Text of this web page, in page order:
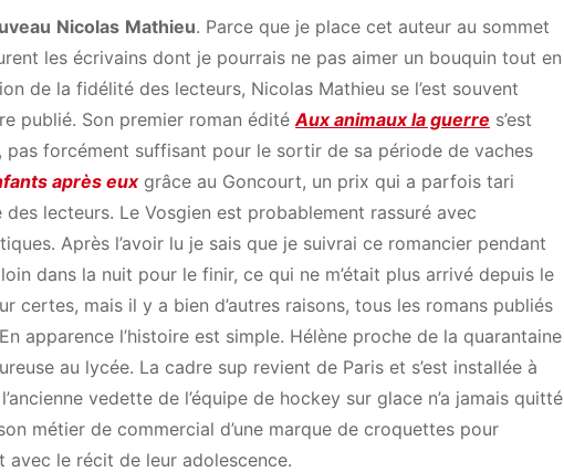
Nicolas Mathieu. Parce que je place cet auteur au sommet
les écrivains dont je pourrais ne pas aimer un bouquin tout en
de la fidélité des lecteurs, Nicolas Mathieu se l’est souvent
publié. Son premier roman éditéAux animaux la guerre s’est
forcément suffisant pour le sortir de sa période de vaches
après euxgrâce au Goncourt, un prix qui a parfois tari
des lecteurs. Le Vosgien est probablement rassuré avec
Après l’avoir lu je sais que je suivrai ce romancier pendant
dans la nuit pour le finir, ce qui ne m’était plus arrivé depuis le
certes, mais il y a bien d’autres raisons, tous les romans publiés
apparence l’histoire est simple. Hélène proche de la quarantaine
au lycée. La cadre sup revient de Paris et s’est installée à
vedette de l’équipe de hockey sur glace n’a jamais quitté
métier de commercial d’une marque de croquettes pour
avec le récit de leur adolescence.